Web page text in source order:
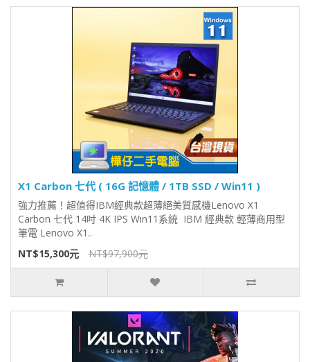
X1 Carbon 七代 ( 16G 記憶體 / 1TB SSD / Win11 )
強力推薦！超值得IBM經典款超薄絕美質感機Lenovo X1
Carbon 七代 14吋 4K IPS Win11系統 IBM 經典款 輕薄商用型
筆電 Lenovo X1..
NT$15,300元
NT$97,900元